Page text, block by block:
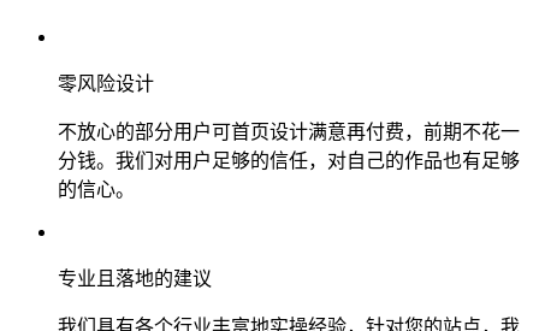
零风险设计
不放心的部分用户可首页设计满意再付费，前期不花一
分钱。我们对用户足够的信任，对自己的作品也有足够
的信心。
专业且落地的建议
我们具有各个行业丰富地实操经验，针对您的站点，我